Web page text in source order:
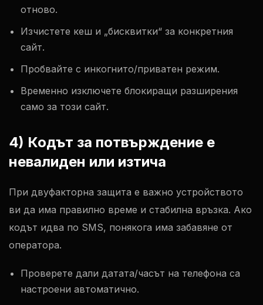
отново.
Изчистете кеш и „бисквитки“ за конкретния
сайт.
Пробвайте с инкогнито/приватен режим.
Временно изключете блокиращи разширения
само за този сайт.
4) Кодът за потвърждение е
невалиден или изтича
При двуфакторна защита е важно устройството
ви да има правилно време и стабилна връзка. Ако
кодът идва по SMS, понякога има забавяне от
оператора.
Проверете дали датата/часът на телефона са
настроени автоматично.